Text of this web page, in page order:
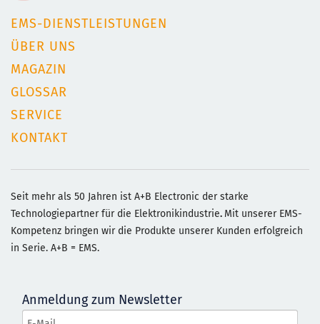
EMS-DIENSTLEISTUNGEN
ÜBER UNS
MAGAZIN
GLOSSAR
SERVICE
KONTAKT
Seit mehr als 50 Jahren ist A+B Electronic der starke
Technologiepartner für die Elektronikindustrie. Mit unserer EMS-
Kompetenz bringen wir die Produkte unserer Kunden erfolgreich
in Serie. A+B = EMS.
Anmeldung zum Newsletter